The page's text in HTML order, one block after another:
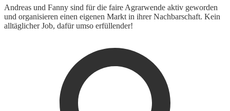
Andreas und Fanny sind für die faire Agrarwende aktiv geworden
und organisieren einen eigenen Markt in ihrer Nachbarschaft. Kein
alltäglicher Job, dafür umso erfüllender!